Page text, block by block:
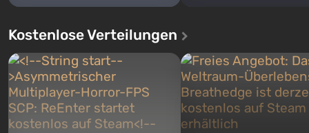
Kostenlose Verteilungen